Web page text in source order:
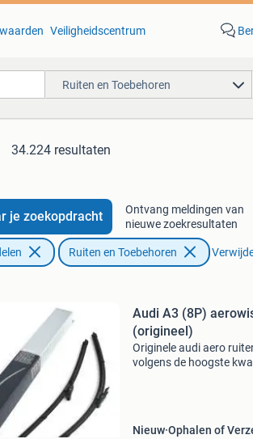
Veiligheidscentrum
Ruiten en Toebehoren
34.224 resultaten
je zoekopdracht
Ontvang meldingen van
nieuwe zoekresultaten
Ruiten en Toebehoren
Audi A3 (8P)
(origineel)
Originele audi aero
volgens de hoogste
Nieuw Ophalen of